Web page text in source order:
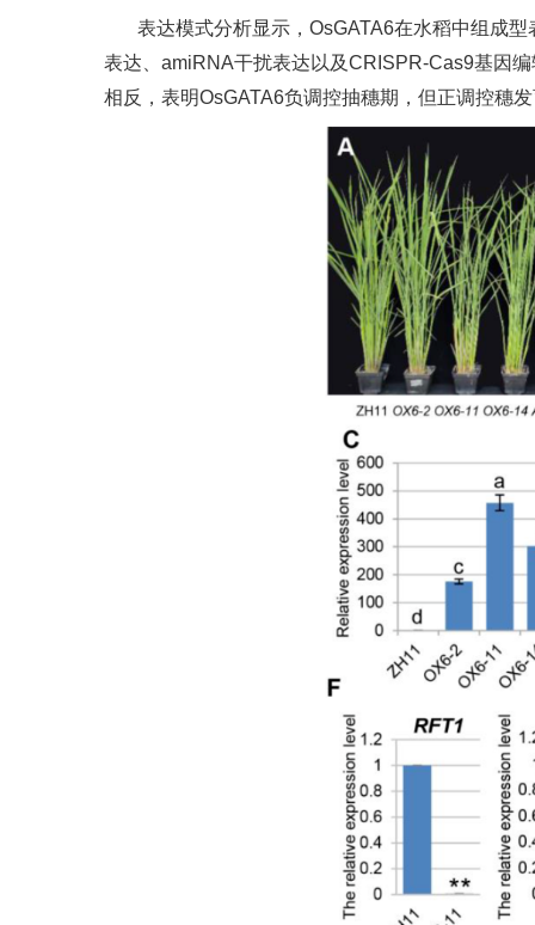
表达模式分析显示，OsGATA6在水稻中组成
表达、amiRNA干扰表达以及CRISPR-Cas9基因
相反，表明OsGATA6负调控抽穗期，但正调控穗